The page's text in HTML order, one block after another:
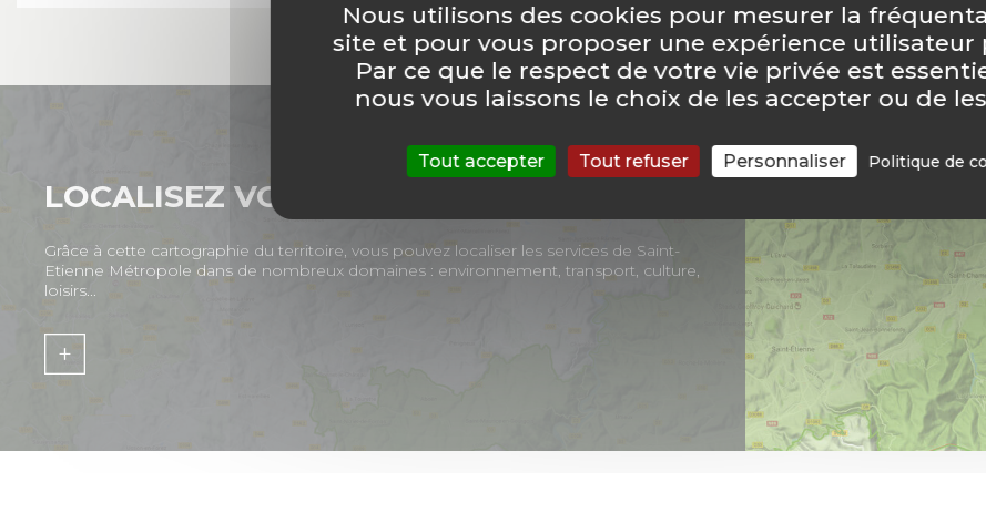
LOCALISEZ VOS SERVICES
Grâce à cette cartographie du territoire, vous pouvez localiser les services de Saint-
Etienne Métropole dans de nombreux domaines : environnement, transport, culture,
loisirs...
Nous utilisons des cookies pour mesurer la
site et pour vous proposer une expérience utilisateur
Par ce que le respect de votre vie privée est
nous vous laissons le choix de les accepter ou de
Tout accepter Tout refuser Personnaliser Politique de